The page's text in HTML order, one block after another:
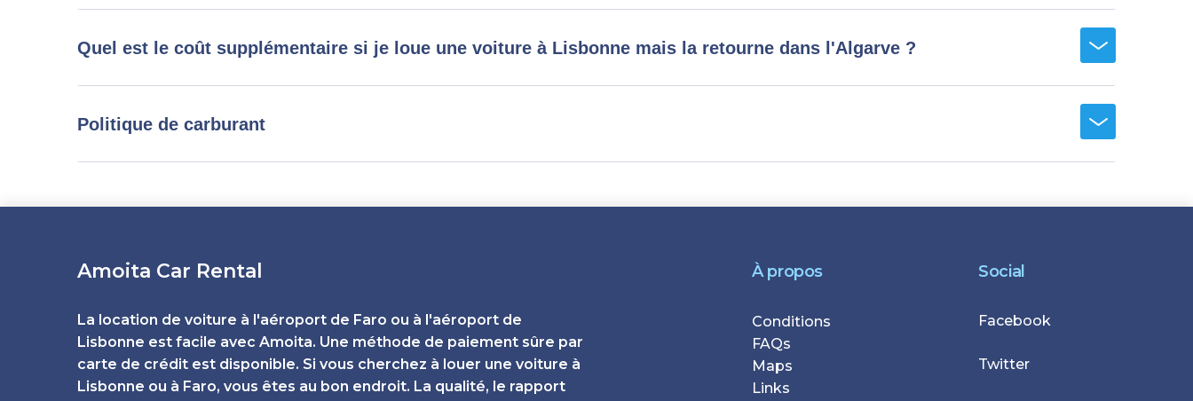
Quel est le coût supplémentaire si je loue une voiture à Lisbonne mais la retourne dans l'Algarve ?
Politique de carburant
Amoita Car Rental
La location de voiture à l'aéroport de Faro ou à l'aéroport de
Lisbonne est facile avec Amoita. Une méthode de paiement sûre par
carte de crédit est disponible. Si vous cherchez à louer une voiture à
Lisbonne ou à Faro, vous êtes au bon endroit. La qualité, le rapport
À propos
Footer
Conditions
FAQs
Maps
Links
Social
Facebook
Twitter